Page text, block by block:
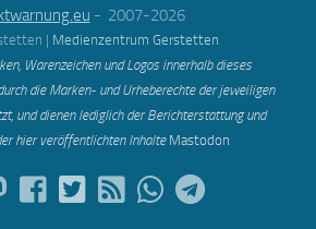
- 2007-2026
| Medienzentrum Gerstetten
Warenzeichen und Logos innerhalb dieses
die Marken- und Urheberechte der jeweiligen
und dienen lediglich der Berichterstattung und
hier veröffentlichten Inhalte Mastodon